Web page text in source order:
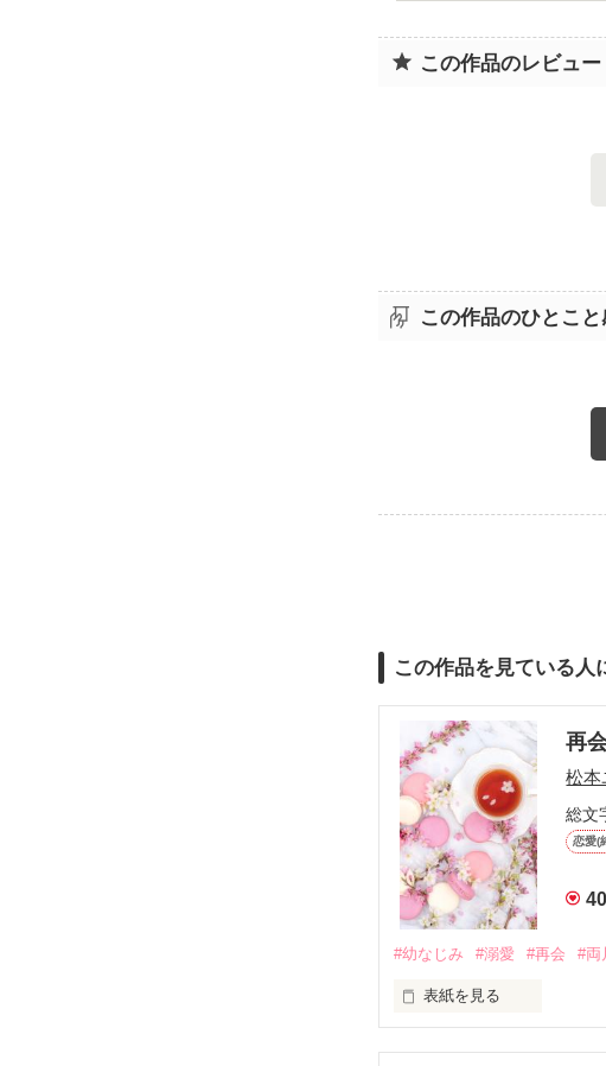
この作品のレビュー
この作品のひとこ
この作品を見ている人
再
松本
総文
恋愛(
#幼なじみ #溺愛 #再会 #両
表紙を見る